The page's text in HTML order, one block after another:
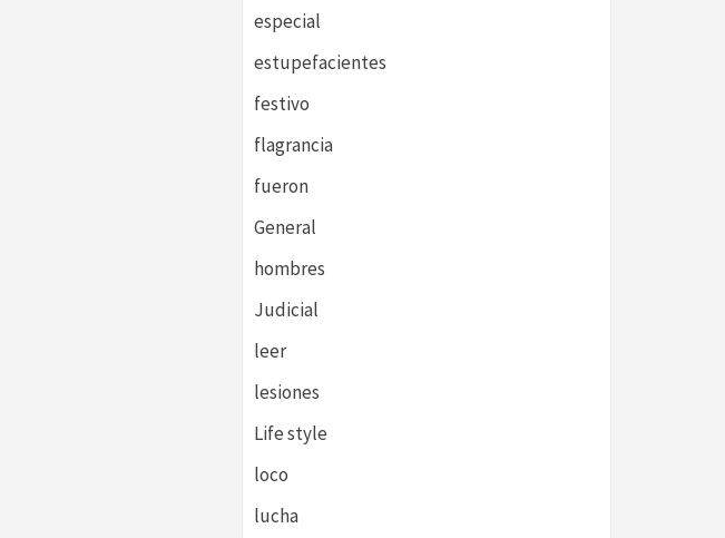
especial
estupefacientes
festivo
flagrancia
fueron
General
hombres
Judicial
leer
lesiones
Life style
loco
lucha